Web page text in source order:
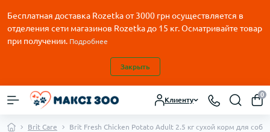
Бесплатная доставка Rozetka от3000 грн осуществляется в
отделения сети магазинов Rozetka до 15 кг. Осматривайте товар
при получении. Подробнее
Закрыть
Клиенту
0
Brit Care Brit Fresh Chicken Potato Adult 2.5 кг сухой корм для